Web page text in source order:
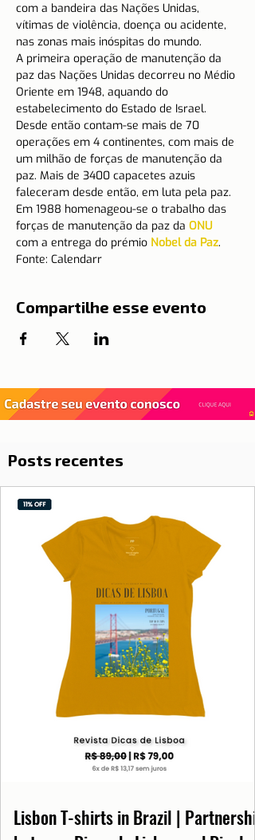
com a bandeira das Nações Unidas,
vítimas de violência, doença ou acidente,
nas zonas mais inóspitas do mundo.
A primeira operação de manutenção da
paz das Nações Unidas decorreu no Médio
Oriente em 1948, aquando do
estabelecimento do Estado de Israel.
Desde então contam-se mais de 70
operações em 4 continentes, com mais de
um milhão de forças de manutenção da
paz. Mais de 3400 capacetes azuis
faleceram desde então, em luta pela paz.
Em 1988 homenageou-se o trabalho das
forças de manutenção da paz da ONU
com a entrega do prémio Nobel da Paz.
Fonte: Calendarr
Compartilhe esse evento
Posts recentes
Lisbon T-shirts in Brazil | Partnership